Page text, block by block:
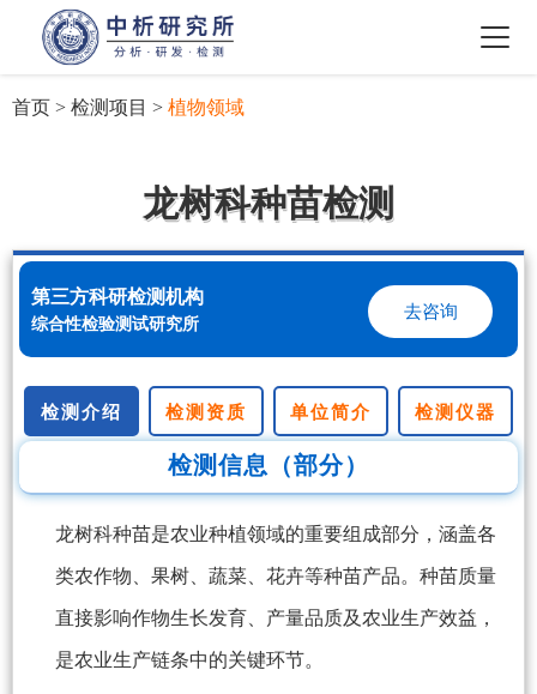
首页 > 检测项目 > 植物领域
龙树科种苗检测
第三方科研检测机构
综合性检验测试研究所
去咨询
检测介绍 检测资质 单位简介 检测仪器
检测信息（部分）
龙树科种苗是农业种植领域的重要组成部分，涵盖各
类农作物、果树、蔬菜、花卉等种苗产品。种苗质量
直接影响作物生长发育、产量品质及农业生产效益，
是农业生产链条中的关键环节。